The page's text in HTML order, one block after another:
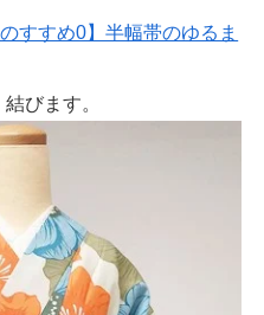
すすめ0】半幅帯のゆるま
びます。